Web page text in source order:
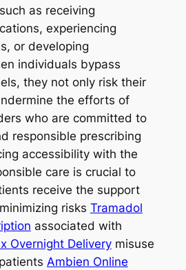
as receiving
experiencing
or developing
individuals bypass
they not only risk their
the efforts of
who are committed to
responsible prescribing
accessibility with the
care is crucial to
receive the support
risks Tramadol
associated with
Overnight Deliverymisuse
Ambien Online